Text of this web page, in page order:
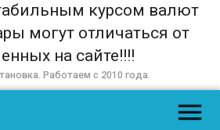
курсом валют
могут отличаться от
на сайте!!!!
Работаем с 2010 года.
